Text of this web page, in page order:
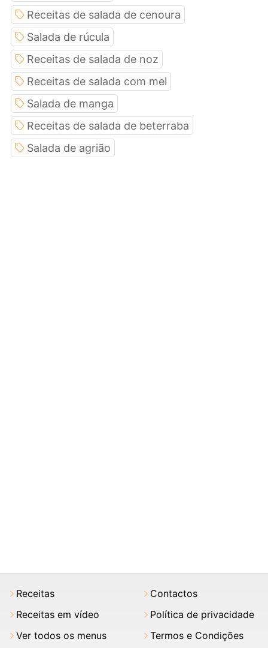
Receitas de salada de cenoura
Salada de rúcula
Receitas de salada de noz
Receitas de salada com mel
Salada de manga
Receitas de salada de beterraba
Salada de agrião
Receitas
Receitas em vídeo
Ver todos os menus
Contactos
Política de privacidade
Termos e Condições